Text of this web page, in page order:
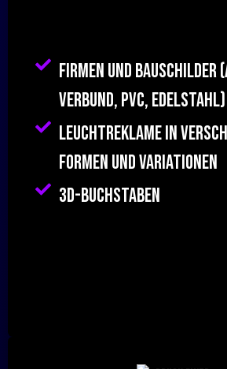
Firmen und Bauschilder
Verbund, PVC, Edelstahl)
Leuchtreklame in
Formen und Variationen
3d-Buchstaben